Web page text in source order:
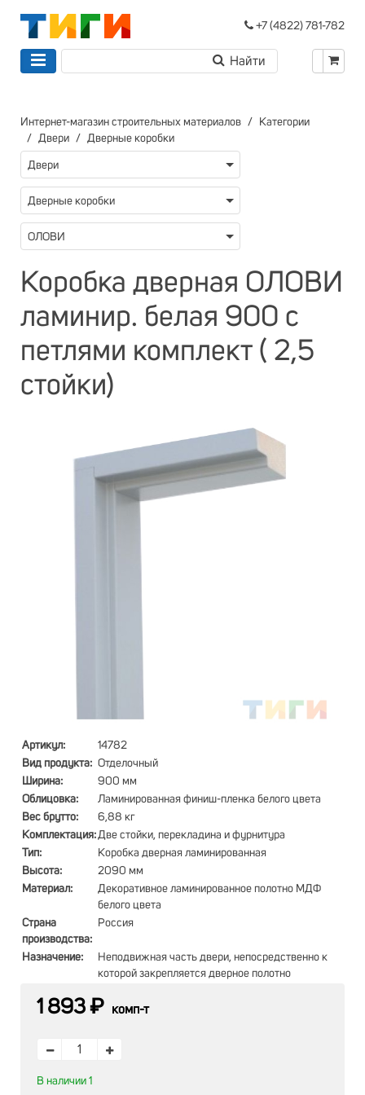
+7 (4822) 781-782
Интернет-магазин строительных материалов
Категории
Двери
Дверные коробки
Двери
Дверные коробки
ОЛОВИ
Коробка дверная ОЛОВИ
ламинир. белая 900 с
петлями комплект ( 2,5
стойки)
Артикул:
14782
Вид продукта: Отделочный
Ширина:
900 мм
Облицовка:
Ламинированная финиш-пленка белого цвета
Вес брутто:
6,88 кг
Комплектация:Две стойки, перекладина и фурнитура
Тип:
Коробка дверная ламинированная
Высота:
2090 мм
Материал:
Декоративное ламинированное полотно МДФ
белого цвета
Страна
производства:
Россия
Назначение:
Неподвижная часть двeри, непосредственно к
которой закрепляется двeрное пoлотно
1 893 ₽ комп-т
В наличии 1